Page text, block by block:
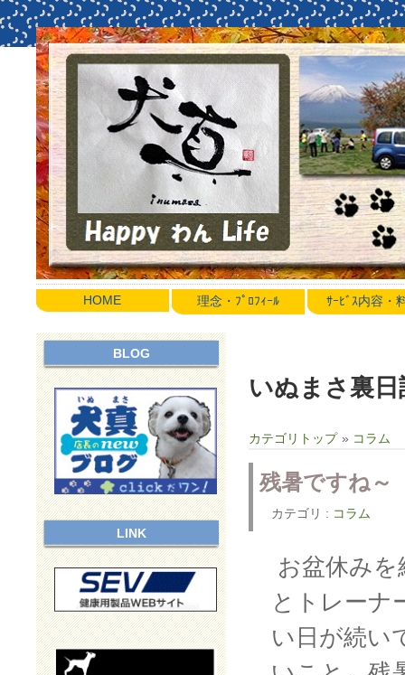
HOME 理念・ﾌﾟﾛﾌｨｰﾙ ｻｰﾋﾞｽ内容・
いぬまさ裏
カテゴリトップ » コラム
残暑ですね～
カテゴリ : コラム
お盆休み
とトレーナ
い日が続い
BLOG
LINK